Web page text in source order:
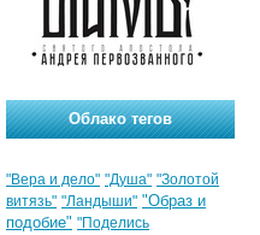
Облако тегов
"Вера и дело" "Душа" "Золотой
витязь" "Ландыши" "Образ и
подобие" "Поделись